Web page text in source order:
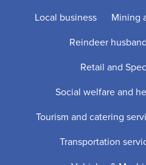
Local business
Mining
Reindeer
Retail and
Social welfare and
Tourism and catering
Transportation